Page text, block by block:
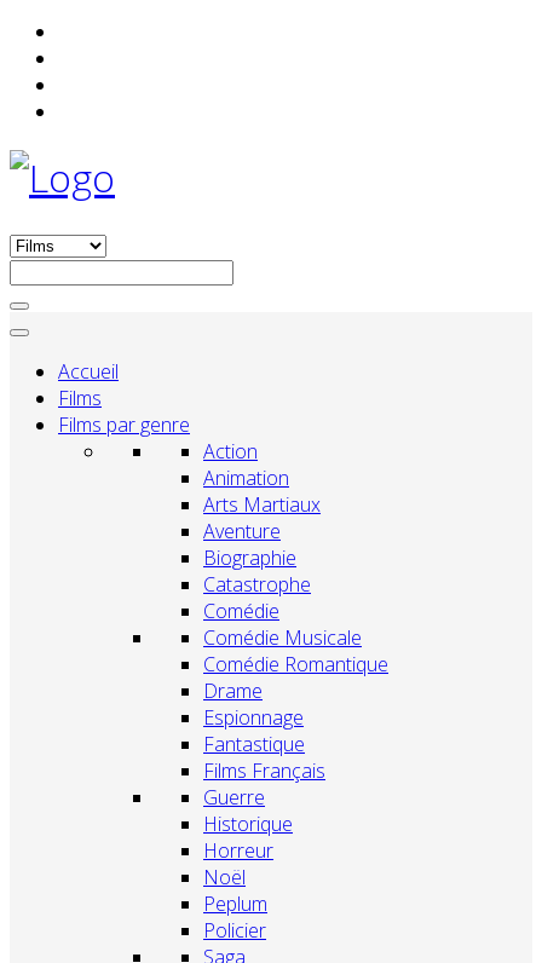
Accueil
Films
Films par genre
Action
Animation
Arts Martiaux
Aventure
Biographie
Catastrophe
Comédie
Comédie Musicale
Comédie Romantique
Drame
Espionnage
Fantastique
Films Français
Guerre
Historique
Horreur
Noël
Peplum
Policier
Saga